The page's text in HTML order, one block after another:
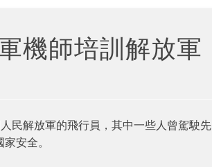
機師培訓解放軍
民解放軍的飛行員，其中一些人曾駕駛先
安全。